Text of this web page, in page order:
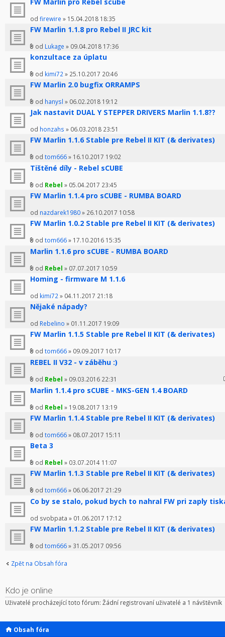
FW Marlin pro Rebel scube
od firewire » 15.04.2018 18:35
FW Marlin 1.1.8 pro Rebel II JRC kit
od Lukage » 09.04.2018 17:36
konzultace za úplatu
od kimi72» 25.10.2017 20:46
FW Marlin 2.0 bugfix ORRAMPS
od hanysl » 06.02.2018 19:12
Jak nastavit DUAL Y STEPPER DRIVERS Marlin 1.1.8??
od honzahs » 06.03.2018 23:51
FW Marlin 1.1.6 Stable pre Rebel II KIT (& derivates)
od tom666» 16.10.2017 19:02
Tištěné díly - Rebel sCUBE
od Rebel » 05.04.2017 23:45
FW Marlin 1.1.4 pro sCUBE - RUMBA BOARD
od nazdarek1980» 26.10.2017 10:58
FW Marlin 1.0.2 Stable pre Rebel II KIT (& derivates)
od tom666» 17.10.2016 15:35
Marlin 1.1.6 pro sCUBE - RUMBA BOARD
od Rebel » 07.07.2017 10:59
Homing - firmware M 1.1.6
od kimi72» 04.11.2017 21:18
Nějaké nápady?
od Rebelino » 01.11.2017 19:09
FW Marlin 1.1.5 Stable pre Rebel II KIT (& derivates)
od tom666» 09.09.2017 10:17
REBEL II V32 - v záběhu :)
od Rebel » 09.03.2016 22:31
Marlin 1.1.4 pro sCUBE - MKS-GEN 1.4 BOARD
od Rebel » 19.08.2017 13:19
FW Marlin 1.1.4 Stable pre Rebel II KIT (& derivates)
od tom666» 08.07.2017 15:11
Beta 3
od Rebel » 03.07.2014 11:07
FW Marlin 1.1.3 Stable pre Rebel II KIT (& derivates)
od tom666» 06.06.2017 21:29
Co by se stalo, pokud bych to nahral FW pri zaply
od svobpata » 01.06.2017 17:12
FW Marlin 1.1.2 Stable pre Rebel II KIT (& derivates)
od tom666» 31.05.2017 09:56
Zpět na Obsah fóra
Kdo je online
Uživatelé procházející toto fórum: Žádní registrovaní uživatelé a 1 návštěvník
Obsah fóra